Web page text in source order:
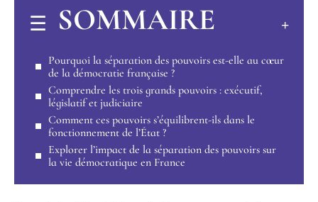
SOMMAIRE
Pourquoi la séparation des pouvoirs est-elle au cœur
de la démocratie française ?
Comprendre les trois grands pouvoirs : exécutif,
législatif et judiciaire
Comment ces pouvoirs s’équilibrent-ils dans le
fonctionnement de l’État ?
Explorer l’impact de la séparation des pouvoirs sur
la vie démocratique en France